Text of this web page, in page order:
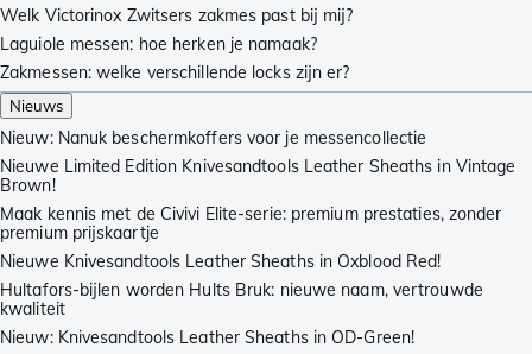
Welk Victorinox Zwitsers zakmes past bij mij?
Laguiole messen: hoe herken je namaak?
Zakmessen: welke verschillende locks zijn er?
Nieuws
Nieuw: Nanuk beschermkoffers voor je messencollectie
Nieuwe Limited Edition Knivesandtools Leather Sheaths in Vintage
Brown!
Maak kennis met de Civivi Elite-serie: premium prestaties, zonder
premium prijskaartje
Nieuwe Knivesandtools Leather Sheaths in Oxblood Red!
Hultafors-bijlen worden Hults Bruk: nieuwe naam, vertrouwde
kwaliteit
Nieuw: Knivesandtools Leather Sheaths in OD-Green!